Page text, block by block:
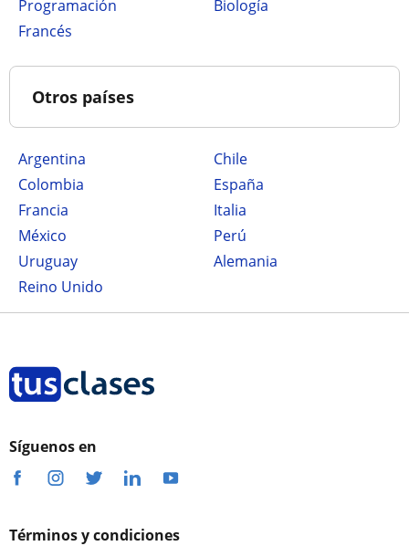
Programación
Biología
Francés
Otros países
Argentina
Chile
Colombia
España
Francia
Italia
México
Perú
Uruguay
Alemania
Reino Unido
Síguenos en
Términos y condiciones